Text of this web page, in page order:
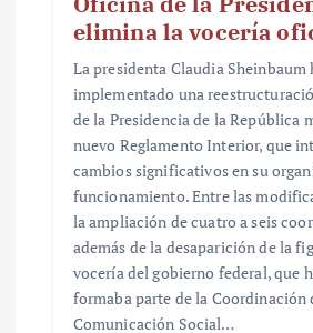
elimina la vocería
La presidenta Claudia Sheinbaum
implementado una
de la Presidencia de la República
nuevo Reglamento Interior, que
cambios significativos en su
funcionamiento. Entre las
la ampliación de cuatro a seis
además de la desaparición de la
vocería del gobierno federal, que
formaba parte de la Coordinación
Comunicación Social…